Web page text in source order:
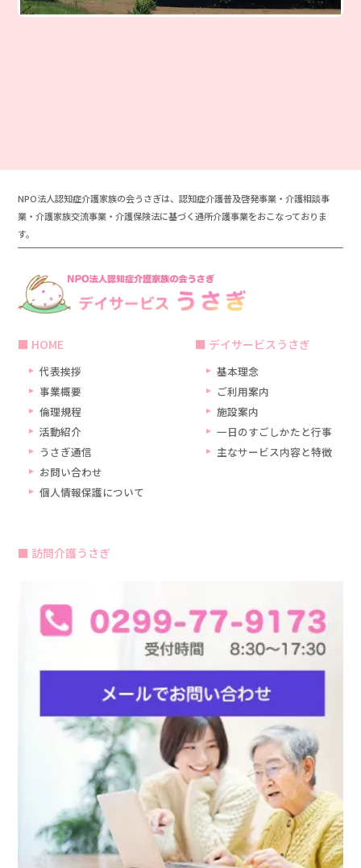
NPO法人認知症介護家族の会うさぎは、認知症介護普及啓発事業・介護相談事
業・介護家族交流事業・介護保険法に基づく通所介護事業をおこなっておりま
す。
HOME
代表挨拶
事業概要
倫理規程
活動紹介
うさぎ通信
お問い合わせ
個人情報保護について
デイサービスうさぎ
基本理念
ご利用案内
施設案内
一日のすごしかたと行事
主なサービス内容と特徴
訪問介護うさぎ